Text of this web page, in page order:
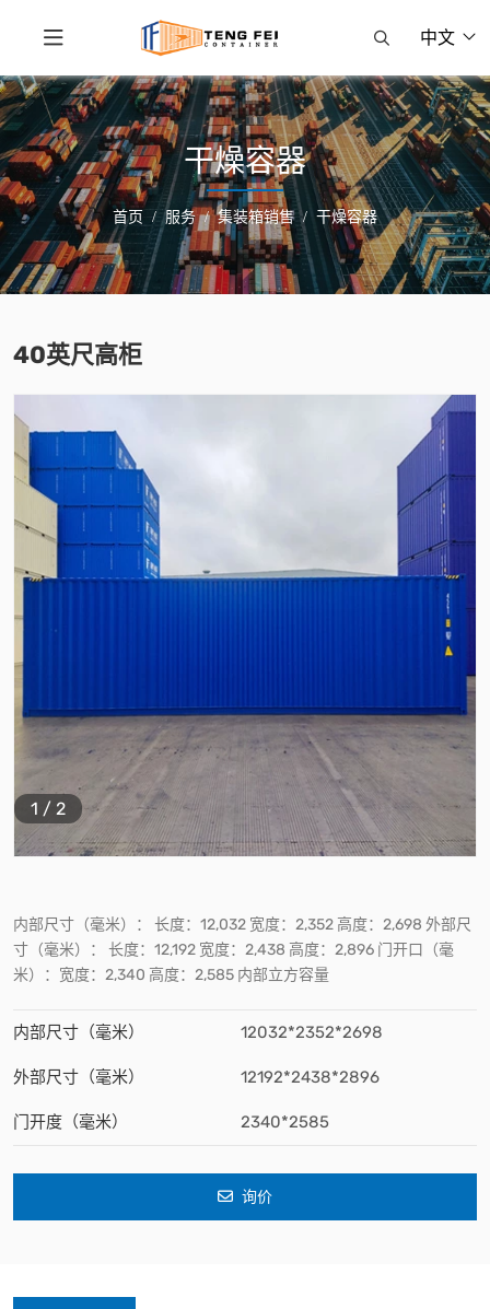
中文
干燥容器
首页 服务 集装箱销售 干燥容器
40英尺高柜
内部尺寸（毫米）： 长度：12,032 宽度：2,352 高度：2,698 外部尺
寸（毫米）： 长度：12,192 宽度：2,438 高度：2,896 门开口（毫
米）：宽度：2,340 高度：2,585 内部立方容量
内部尺寸（毫米） 12032*2352*2698
外部尺寸（毫米） 12192*2438*2896
门开度（毫米） 2340*2585
询价
1 / 2